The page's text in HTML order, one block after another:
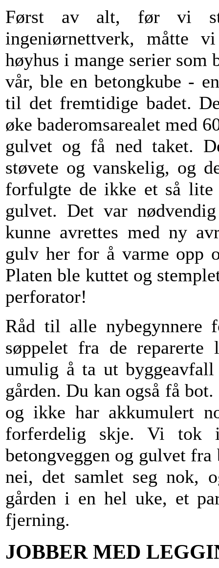
Først av alt, før vi
ingeniørnettverk, måtte
høyhus i mange serier
vår, ble en betongkube -
til det fremtidige badet.
øke baderomsarealet med
gulvet og få ned taket.
støvete og vanskelig, og
forfulgte de ikke et så lite
gulvet. Det var
kunne avrettes med ny
gulv her for å varme opp
Platen ble kuttet og
perforator!
Råd til alle
søppelet fra de
umulig å ta ut byggeavfall
gården. Du kan også få
og ikke har akkumulert
forferdelig skje. Vi tok
betongveggen og gulvet fra
nei, det samlet seg nok,
gården i en hel uke, et
fjerning.
JOBBER MED